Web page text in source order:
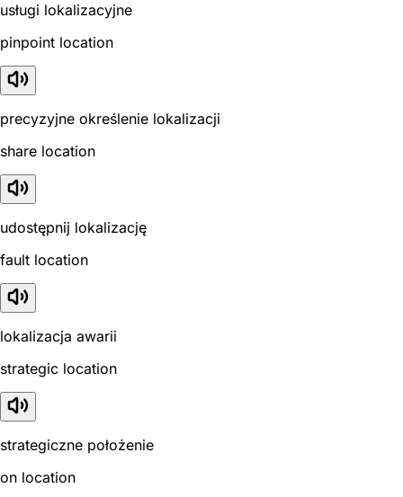
usługi lokalizacyjne
pinpoint location
precyzyjne określenie lokalizacji
share location
udostępnij lokalizację
fault location
lokalizacja awarii
strategic location
strategiczne położenie
on location